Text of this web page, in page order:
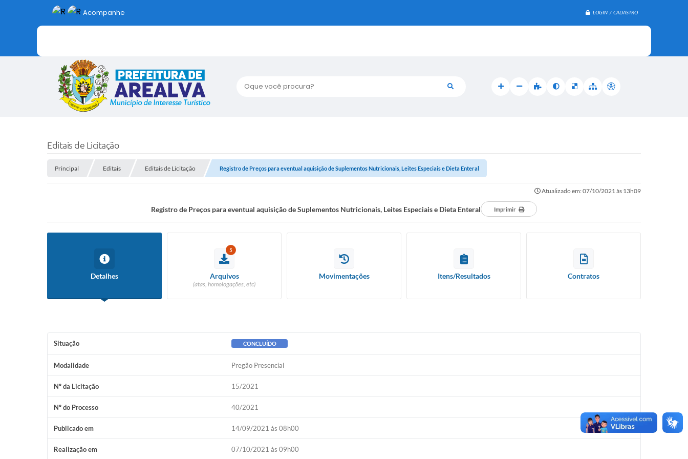
LOGIN / CADASTRO
Oque você procura?
Acompanhe
Editais de Licitação
Principal Editais Editais de Licitação Registro de Preços para eventual aquisição de Suplementos Nutricionais, Leites Especiais e Dieta Enteral
Atualizado em: 07/10/2021 às 13h09
Registro de Preços para eventual aquisição de Suplementos Nutricionais, Leites Especiais e Dieta Enteral Imprimir
Detalhes
5
Arquivos
(atas, homologações, etc)
Movimentações Itens/Resultados Contratos
Situação CONCLUÍDO
Modalidade Pregão Presencial
Nº da Licitação 15/2021
Nº do Processo 40/2021
Publicado em 14/09/2021 às 08h00
Realização em 07/10/2021 às 09h00